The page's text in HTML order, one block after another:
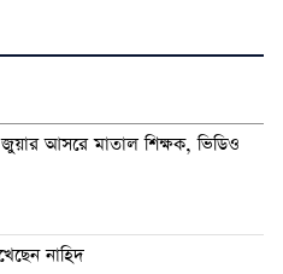
জুয়ার আসরে মাতাল শিক্ষক, ভিডিও
নাহিদ